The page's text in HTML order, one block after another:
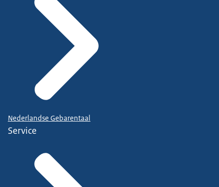
Nederlandse Gebarentaal
Service